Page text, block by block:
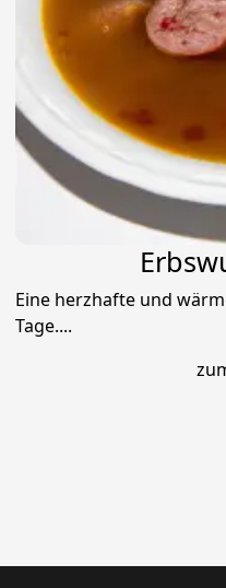
Eine herzhafte und
Tage....